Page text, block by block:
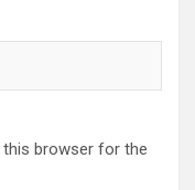
this browser for the